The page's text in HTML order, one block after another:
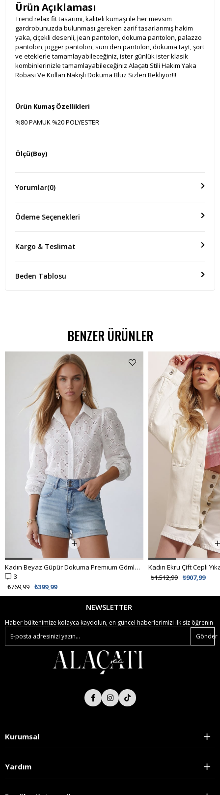
Ürün Açıklaması
Trend relax fit tasarımı, kaliteli kumaşı ile her mevsim
gardrobunuzda bulunması gereken zarif tasarlanmış hakim
yaka, çiçekli desenli, jean pantolon, dokuma pantolon, palazzo
pantolon, jogger pantolon, suni deri pantolon, dokuma tayt, şort
ve eteklerle tamamlayabileceğiniz, ister günlük ister klasik
kombinlerinizle tamamlayabileceğiniz Alaçatı Stili Hakim Yaka
Robası Ve Kolları Nakışlı Dokuma Bluz Sizleri Bekliyor!!!
Ürün Kumaş Özellikleri
%80 PAMUK %20 POLYESTER
Ölçü(Boy)
Yorumlar(0)
Ödeme Seçenekleri
Kargo & Teslimat
Beden Tablosu
BENZER ÜRÜNLER
Kadın Beyaz Güpür Dokuma Premıum Gömlek ALC-X4366
3
₺399,99
₺769,99
₺907,99
₺1.512,99
NEWSLETTER
Haber bültenimize kolayca kaydolun, en güncel haberlerimizi ilk siz öğrenin
Gönder
Kurumsal
Yardım